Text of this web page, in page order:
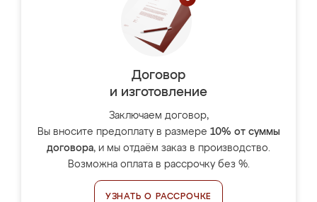
Договор
и изготовление
Заключаем договор,
Вы вносите предоплату в размере 10% от суммы
договора, и мы отдаём заказ в производство.
Возможна оплата в рассрочку без %.
УЗНАТЬ О РАССРОЧКЕ